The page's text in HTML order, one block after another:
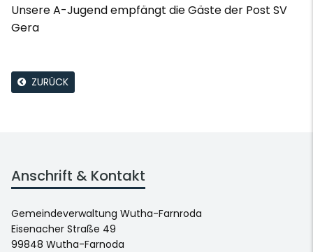
Unsere A-Jugend empfängt die Gäste der Post SV
Gera
ZURÜCK
Anschrift & Kontakt
Gemeindeverwaltung Wutha-Farnroda
Eisenacher Straße 49
99848 Wutha-Farnoda